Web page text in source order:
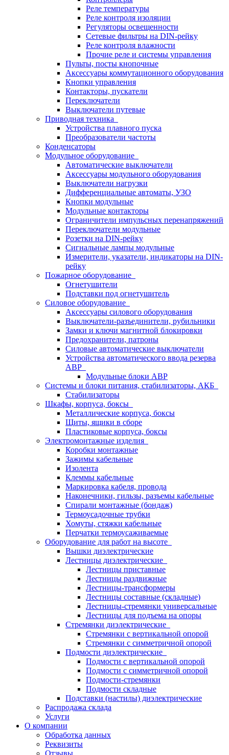
Реле температуры
Реле контроля изоляции
Регуляторы освещенности
Сетевые фильтры на DIN-рейку
Реле контроля влажности
Прочие реле и системы управления
Пульты, посты кнопочные
Аксессуары коммутационного оборудования
Кнопки управления
Контакторы, пускатели
Переключатели
Выключатели путевые
Приводная техника
Устройства плавного пуска
Преобразователи частоты
Конденсаторы
Модульное оборудование
Автоматические выключатели
Аксессуары модульного оборудования
Выключатели нагрузки
Дифференциальные автоматы, УЗО
Кнопки модульные
Модульные контакторы
Ограничители импульсных перенапряжений
Переключатели модульные
Розетки на DIN-рейку
Сигнальные лампы модульные
Измерители, указатели, индикаторы на DIN-
рейку
Пожарное оборудование
Огнетушители
Подставки под огнетушитель
Силовое оборудование
Аксессуары силового оборудования
Выключатели-разъединители, рубильники
Замки и ключи магнитной блокировки
Предохранители, патроны
Силовые автоматические выключатели
Устройства автоматического ввода резерва
АВР
Модульные блоки АВР
Системы и блоки питания, стабилизаторы, АКБ
Стабилизаторы
Шкафы, корпуса, боксы
Металлические корпуса, боксы
Щиты, ящики в сборе
Пластиковые корпуса, боксы
Электромонтажные изделия
Коробки монтажные
Зажимы кабельные
Изолента
Клеммы кабельные
Маркировка кабеля, провода
Наконечники, гильзы, разъемы кабельные
Спирали монтажные (бондаж)
Термоусадочные трубки
Хомуты, стяжки кабельные
Перчатки термоусаживаемые
Оборудование для работ на высоте
Вышки диэлектрические
Лестницы диэлектрические
Лестницы приставные
Лестницы раздвижные
Лестницы-трансформеры
Лестницы составные (складные)
Лестницы-стремянки универсальные
Лестницы для подъема на опоры
Стремянки диэлектрические
Стремянки с вертикальной опорой
Стремянки с симметричной опорой
Подмости диэлектрические
Подмости с вертикальной опорой
Подмости с симметричной опорой
Подмости-стремянки
Подмости складные
Подставки (настилы) диэлектрические
Распродажа склада
Услуги
О компании
Обработка данных
Реквизиты
Отзывы